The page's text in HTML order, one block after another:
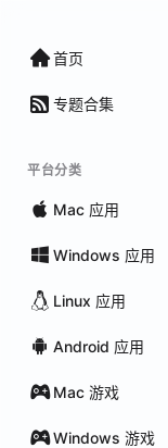
首页
专题合集
平台分类
Mac 应用
Windows 应用
Linux 应用
Android 应用
Mac 游戏
Windows 游戏